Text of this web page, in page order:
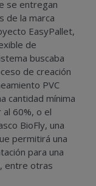
se entregan
de la marca
EasyPallet,
de
buscaba
de creación
PVC
cantidad mínima
60%, o el
BioFly, una
permitirá una
para una
entre otras